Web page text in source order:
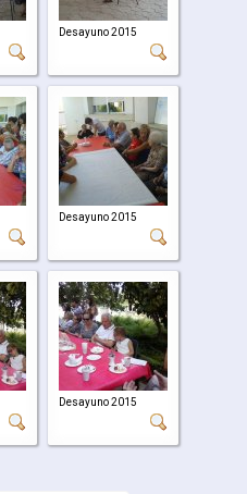
Desayuno 2015
Desayuno 2015
Desayuno 2015